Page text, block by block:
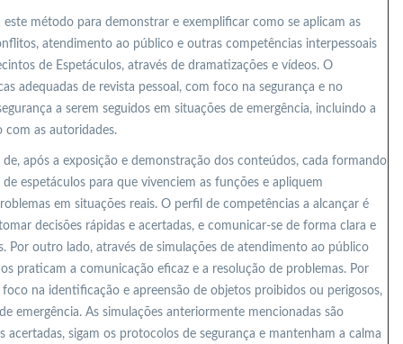
método para demonstrar e exemplificar como se aplicam as
atendimento ao público e outras competências interpessoais
de Espetáculos, através de dramatizações e vídeos. O
adequadas de revista pessoal, com foco na segurança e no
a serem seguidos em situações de emergência, incluindo a
com as autoridades.
após a exposição e demonstração dos conteúdos, cada formando
espetáculos para que vivenciem as funções e apliquem
em situações reais. O perfil de competências a alcançar é
decisões rápidas e acertadas, e comunicar-se de forma clara e
Por outro lado, através de simulações de atendimento ao público
praticam a comunicação eficaz e a resolução de problemas. Por
na identificação e apreensão de objetos proibidos ou perigosos,
emergência. As simulações anteriormente mencionadas são
sigam os protocolos de segurança e mantenham a calma